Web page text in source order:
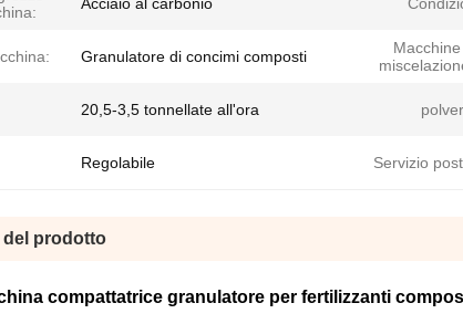
Granulatore di concimi composti
20,5-3,5 tonnellate all'ora
Regolabile Servizio
del prodotto
compattatrice granulatore per fertilizzanti